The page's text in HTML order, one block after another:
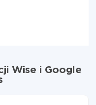
Wise i Google